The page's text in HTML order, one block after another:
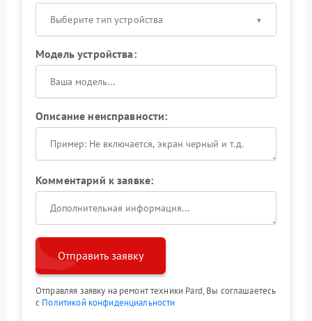
Выберите тип устройства
Модель устройства:
Описание неисправности:
Комментарий к заявке:
Отправить заявку
Отправляя заявку на ремонт техники Pard, Вы соглашаетесь
с Политикой конфиденциальности